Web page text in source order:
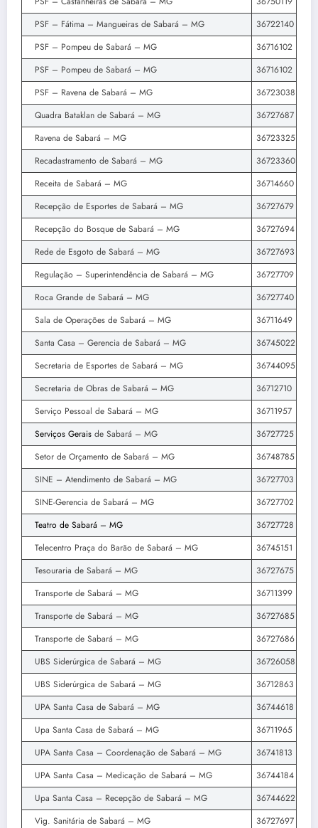
PSF – Fátima – Mangueiras de Sabará – MG
36722140
PSF – Pompeu de Sabará – MG
36716102
PSF – Pompeu de Sabará – MG
36716102
PSF – Ravena de Sabará – MG
36723038
Quadra Bataklan de Sabará – MG
36727687
Ravena de Sabará – MG
36723325
Recadastramento de Sabará – MG
36723360
Receita de Sabará – MG
36714660
Recepção de Esportes de Sabará – MG
36727679
Recepção do Bosque de Sabará – MG
36727694
Rede de Esgoto de Sabará – MG
36727693
Regulação – Superintendência de Sabará – MG
36727709
Roca Grande de Sabará – MG
36727740
Sala de Operações de Sabará – MG
36711649
Santa Casa – Gerencia de Sabará – MG
36745022
Secretaria de Esportes de Sabará – MG
36744095
Secretaria de Obras de Sabará – MG
36712710
Serviço Pessoal de Sabará – MG
36711957
Serviços Gerais de Sabará – MG
36727725
Setor de Orçamento de Sabará – MG
36748785
SINE – Atendimento de Sabará – MG
36727703
SINE-Gerencia de Sabará – MG
36727702
Teatro de Sabará – MG
36727728
Telecentro Praça do Barão de Sabará – MG
36745151
Tesouraria de Sabará – MG
36727675
Transporte de Sabará – MG
36711399
Transporte de Sabará – MG
36727685
Transporte de Sabará – MG
36727686
UBS Siderúrgica de Sabará – MG
36726058
UBS Siderúrgica de Sabará – MG
36712863
UPA Santa Casa de Sabará – MG
36744618
Upa Santa Casa de Sabará – MG
36711965
UPA Santa Casa – Coordenação de Sabará – MG
36741813
UPA Santa Casa – Medicação de Sabará – MG
36744184
Upa Santa Casa – Recepção de Sabará – MG
36744622
Vig. Sanitária de Sabará – MG
36727697